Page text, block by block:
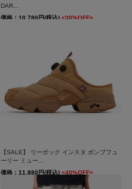
DAR...
価格：10,780円(税込)<30%OFF>
【SALE】 リーボック インスタ ポンプフュ
ーリー ミュー...
価格：11,880円(税込)<40%OFF>